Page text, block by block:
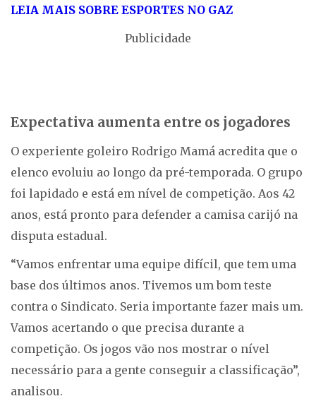
LEIA MAIS SOBRE ESPORTES NO GAZ
Publicidade
Expectativa aumenta entre os jogadores
O experiente goleiro Rodrigo Mamá acredita que o
elenco evoluiu ao longo da pré-temporada. O grupo
foi lapidado e está em nível de competição. Aos 42
anos, está pronto para defender a camisa carijó na
disputa estadual.
“Vamos enfrentar uma equipe difícil, que tem uma
base dos últimos anos. Tivemos um bom teste
contra o Sindicato. Seria importante fazer mais um.
Vamos acertando o que precisa durante a
competição. Os jogos vão nos mostrar o nível
necessário para a gente conseguir a classificação”,
analisou.